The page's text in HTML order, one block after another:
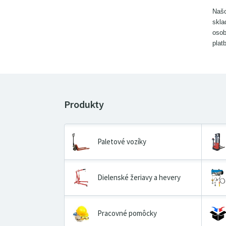
Paletové vozíky
Dielenské žeriavy a hevery
Pracovné pomôcky